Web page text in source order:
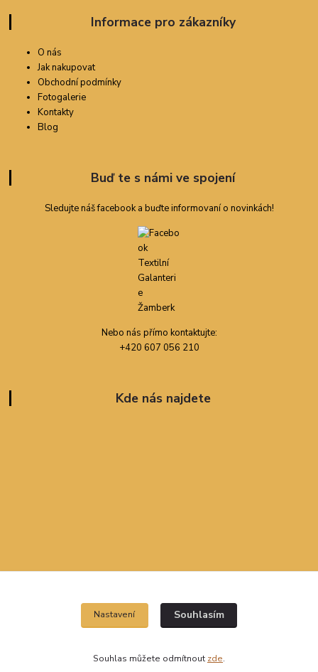
Informace pro zákazníky
O nás
Jak nakupovat
Obchodní podmínky
Fotogalerie
Kontakty
Blog
Buď te s námi ve spojení
Sledujte náš facebook a buďte informovaní o novinkách!
Nebo nás přímo kontaktujte:
+420 607 056 210
Kde nás najdete
Nastavení Souhlasím
Souhlas můžete odmítnout zde.